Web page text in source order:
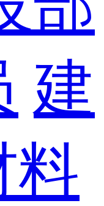
建
料